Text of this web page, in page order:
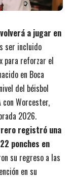
a jugar en
ser incluido
para reforzar el
en Boca
del béisbol
Worcester,
2026.
registró una
22 ponches en
su regreso a las
en su